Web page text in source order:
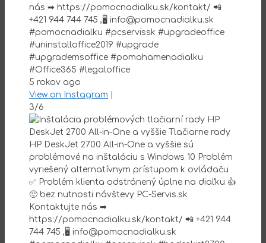
nás ➡ https://pomocnadialku.sk/kontakt/ 📲
+421 944 744 745 ,🖥 info@pomocnadialku.sk
#pomocnadialku #pcservissk #upgradeoffice
#uninstalloffice2019 #upgrade
#upgrademsoffice #pomahamenadialku
#Office365 #legaloffice
5 rokov ago
View on Instagram |
3/6